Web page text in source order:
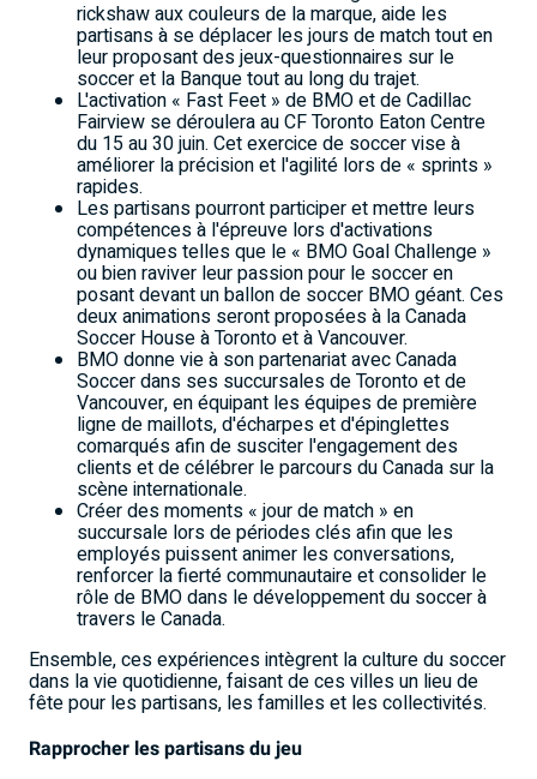
rickshaw aux couleurs de la marque, aide les
partisans à se déplacer les jours de match tout en
leur proposant des jeux-questionnaires sur le
soccer et la Banque tout au long du trajet.
L'activation « Fast Feet » de BMO et de Cadillac
Fairview se déroulera au CF Toronto Eaton Centre
du 15 au 30 juin. Cet exercice de soccer vise à
améliorer la précision et l'agilité lors de « sprints »
rapides.
Les partisans pourront participer et mettre leurs
compétences à l'épreuve lors d'activations
dynamiques telles que le « BMO Goal Challenge »
ou bien raviver leur passion pour le soccer en
posant devant un ballon de soccer BMO géant. Ces
deux animations seront proposées à la Canada
Soccer House à Toronto et à Vancouver.
BMO donne vie à son partenariat avec Canada
Soccer dans ses succursales de Toronto et de
Vancouver, en équipant les équipes de première
ligne de maillots, d'écharpes et d'épinglettes
comarqués afin de susciter l'engagement des
clients et de célébrer le parcours du Canada sur la
scène internationale.
Créer des moments « jour de match » en
succursale lors de périodes clés afin que les
employés puissent animer les conversations,
renforcer la fierté communautaire et consolider le
rôle de BMO dans le développement du soccer à
travers le Canada.
Ensemble, ces expériences intègrent la culture du soccer
dans la vie quotidienne, faisant de ces villes un lieu de
fête pour les partisans, les familles et les collectivités.
Rapprocher les partisans du jeu